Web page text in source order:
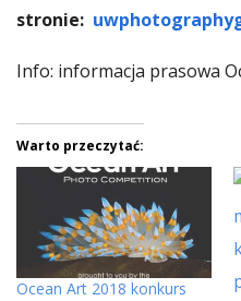
stronie:
Info: informacja prasowa
Warto przeczytać:
Ocean Art 2018 konkurs